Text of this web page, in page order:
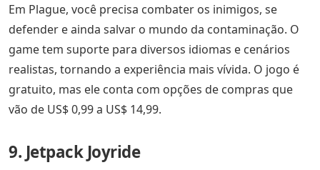
Em Plague, você precisa combater os inimigos, se
defender e ainda salvar o mundo da contaminação. O
game tem suporte para diversos idiomas e cenários
realistas, tornando a experiência mais vívida. O jogo é
gratuito, mas ele conta com opções de compras que
vão de US$ 0,99 a US$ 14,99.
9. Jetpack Joyride